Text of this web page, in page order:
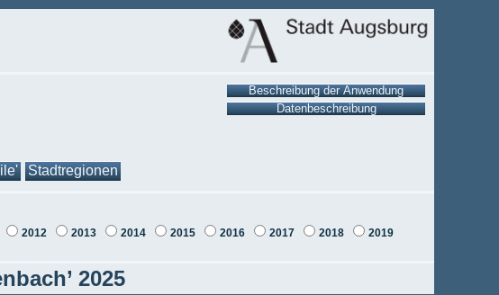
Stadtregionen
2012 2013 2014 2015 2016 2017 2018
2019
2025